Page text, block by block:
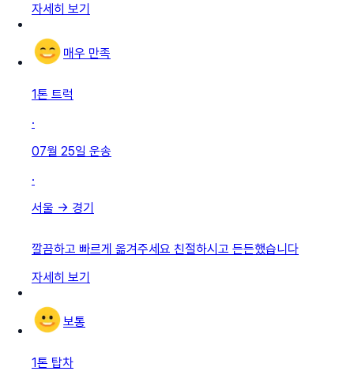
자세히 보기
매우 만족
1톤 트럭
·
07월 25일 운송
·
서울 → 경기
깔끔하고 빠르게 옮겨주세요 친절하시고 든든했습니다
자세히 보기
보통
1톤 탑차